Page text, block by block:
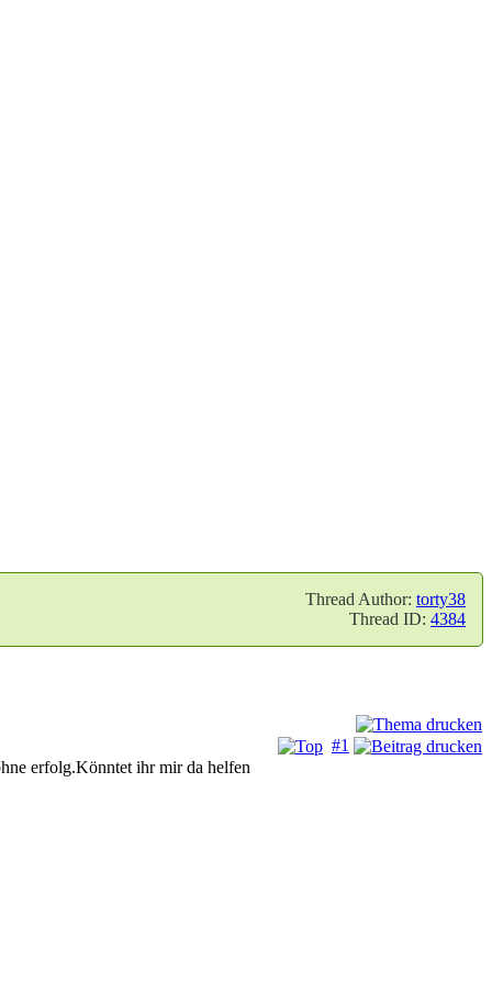
Thread Author: torty38
Thread ID: 4384
#1
erfolg.Könntet ihr mir da helfen